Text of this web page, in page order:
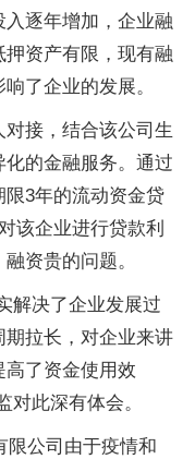
逐年增加，企业融
资产有限，现有融
了企业的发展。
接，结合该公司生
的金融服务。通过
3年的流动资金贷
该企业进行贷款利
资贵的问题。
解决了企业发展过
拉长，对企业来讲
了资金使用效
对此深有体会。
限公司由于疫情和